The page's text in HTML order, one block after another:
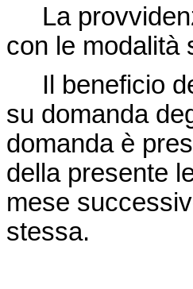
La
con le modalità
Il beneficio
su domanda
domanda è
della presente
mese
stessa.